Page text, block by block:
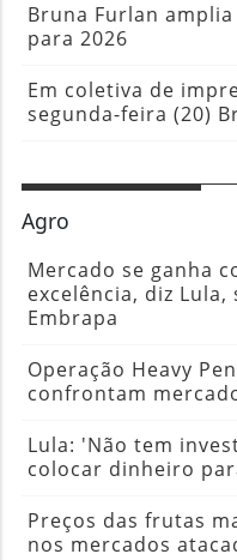
Bruna Furlan
para 2026
Em coletiva de
segunda-feira (20)
Agro
Mercado se ganha
excelência, diz
Embrapa
Operação Heavy
confrontam
Lula: 'Não tem
colocar dinheiro
Preços das frutas
nos mercados